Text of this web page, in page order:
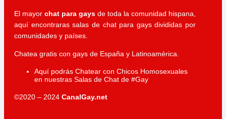
El mayor chat para gays de toda la comunidad hispana,
aquí encontraras salas de chat para gays divididas por
comunidades y países.
Chatea gratis con gays de España y Latinoamérica.
Aquí podrás Chatear con Chicos Homosexuales
en nuestras Salas de Chat de #Gay
©2020 – 2024 CanalGay.net